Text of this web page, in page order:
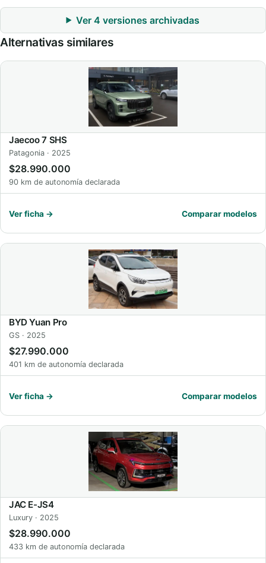
Ver 4 versiones archivadas
Alternativas similares
Jaecoo 7 SHS
Patagonia · 2025
$28.990.000
90 km de autonomía declarada
Ver ficha → Comparar modelos
BYD Yuan Pro
GS · 2025
$27.990.000
401 km de autonomía declarada
Ver ficha → Comparar modelos
JAC E-JS4
Luxury · 2025
$28.990.000
433 km de autonomía declarada